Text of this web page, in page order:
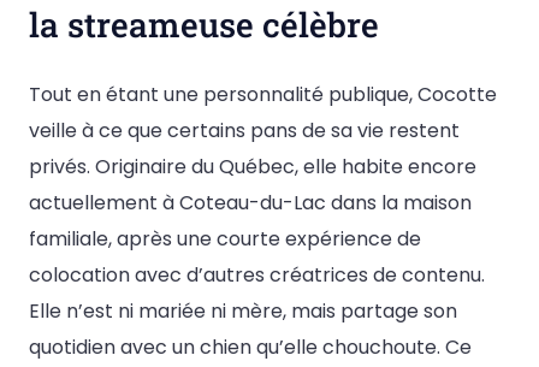
la streameuse célèbre
Tout en étant une personnalité publique, Cocotte
veille à ce que certains pans de sa vie restent
privés. Originaire du Québec, elle habite encore
actuellement à Coteau-du-Lac dans la maison
familiale, après une courte expérience de
colocation avec d’autres créatrices de contenu.
Elle n’est ni mariée ni mère, mais partage son
quotidien avec un chien qu’elle chouchoute. Ce